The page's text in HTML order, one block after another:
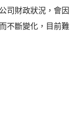
司財政狀況，會因
不斷變化，目前難